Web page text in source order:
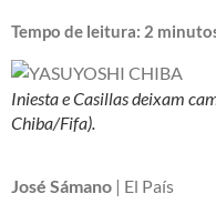
Tempo de leitura: 2
Iniesta e Casillas deixam
Chiba/Fifa).
José Sámano | El País